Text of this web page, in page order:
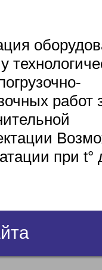
работ
при t°